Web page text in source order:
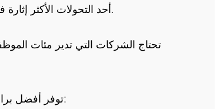
أحد التحولات الأكثر إثارة في عالم الملابس الرسمية هو دمج برامج الملابس الموحدة.
تحتاج الشركات التي تدير مئات
توفر أفضل برامج الزي الموحد منصات حيث يمكن لفرق الموارد البشرية: